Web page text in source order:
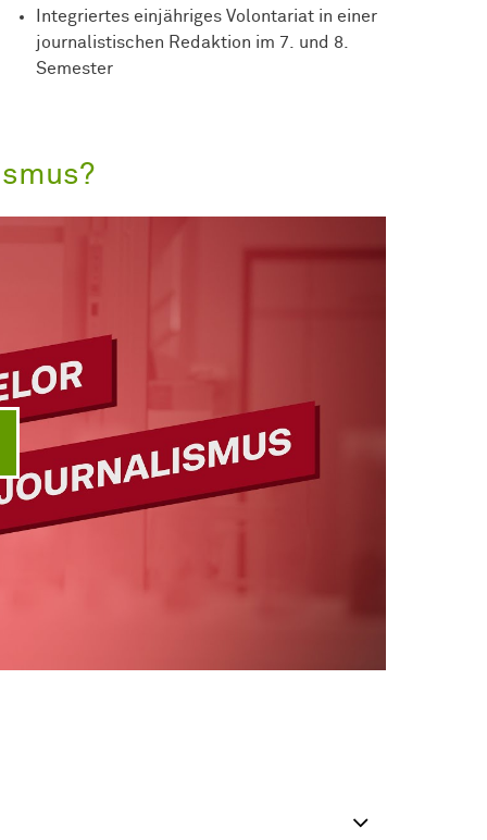
Integriertes einjähriges Volontariat in einer
journalistischen Redaktion im 7. und 8.
Semester
abspielen